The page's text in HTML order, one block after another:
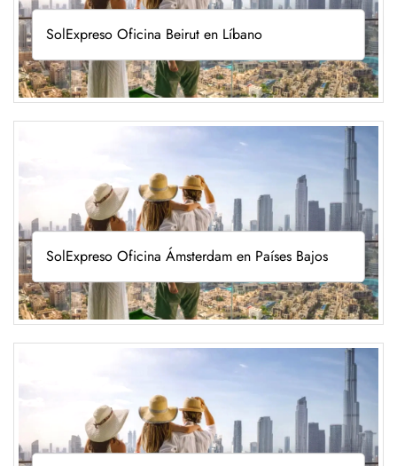
SolExpreso Oficina Beirut en Líbano
SolExpreso Oficina Ámsterdam en Países Bajos